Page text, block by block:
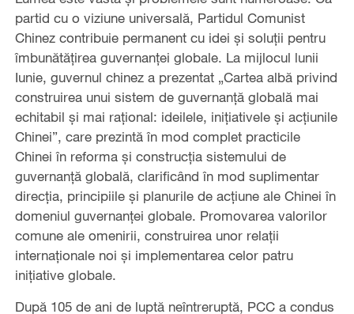
partid cu o viziune universală, Partidul Comunist
Chinez contribuie permanent cu idei și soluții pentru
îmbunătățirea guvernanței globale. La mijlocul lunii
Iunie, guvernul chinez a prezentat „Cartea albă privind
construirea unui sistem de guvernanță globală mai
echitabil și mai rațional: ideilele, inițiativele și acțiunile
Chinei”, care prezintă în mod complet practicile
Chinei în reforma și construcția sistemului de
guvernanță globală, clarificând în mod suplimentar
direcția, principiile și planurile de acțiune ale Chinei în
domeniul guvernanței globale. Promovarea valorilor
comune ale omenirii, construirea unor relații
internaționale noi și implementarea celor patru
inițiative globale.
După 105 de ani de luptă neîntreruptă, PCC a condus